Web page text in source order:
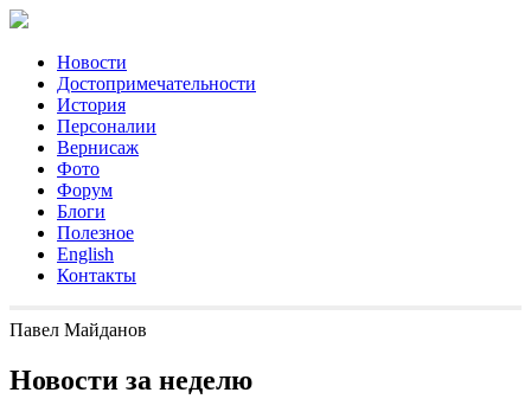
Новости
Достопримечательности
История
Персоналии
Вернисаж
Фото
Форум
Блоги
Полезное
English
Контакты
Павел Майданов
Новости за неделю